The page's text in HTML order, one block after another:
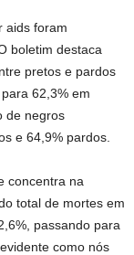
aids foram
boletim destaca
pretos e pardos
62,3% em
de negros
e 64,9% pardos.
concentra na
total de mortes em
passando para
como nós